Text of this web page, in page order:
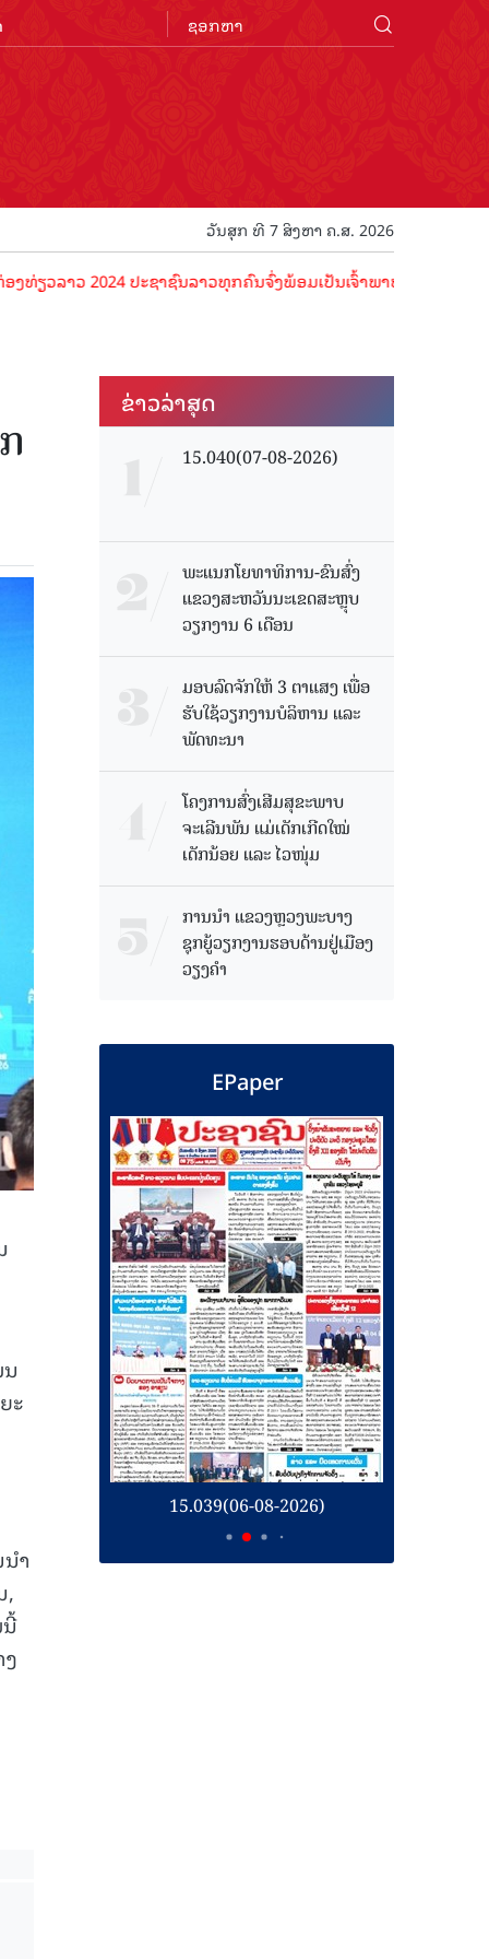
ວັນສຸກ ທີ 7 ສິງຫາ ຄ.ສ. 2026
ວ 2024 ປະຊາຊົນລາວທຸກຄົນຈົ່ງພ້ອມເປັນເຈົ້າພາບທີ່ດີ ຕ້ອນຮັບນັກທ່ອງ
ະ
ຳ
,
ຂ່າວ​ລ່າ​ສຸດ
15.040(07-08-2026)
ພະແນກໂຍທາທິການ-ຂົນສົ່ງ
ແຂວງສະຫວັນນະເຂດສະຫຼຸບ
ວຽກງານ 6 ເດືອນ
ມອບລົດຈັກໃຫ້ 3 ຕາແສງ ເພື່ອ
ຮັບໃຊ້ວຽກງານບໍລິຫານ ແລະ
ພັດທະນາ
ໂຄງການສົ່ງເສີມສຸຂະພາບ
ຈະເລີນພັນ ແມ່ເດັກເກີດໃໝ່
ເດັກນ້ອຍ ແລະ ໄວໜຸ່ມ
ການນຳ ແຂວງຫຼວງພະບາງ
ຊຸກຍູ້ວຽກງານຮອບດ້ານຢູ່ເມືອງ
ວຽງຄໍາ
EPaper
15.039(06-08-2026)